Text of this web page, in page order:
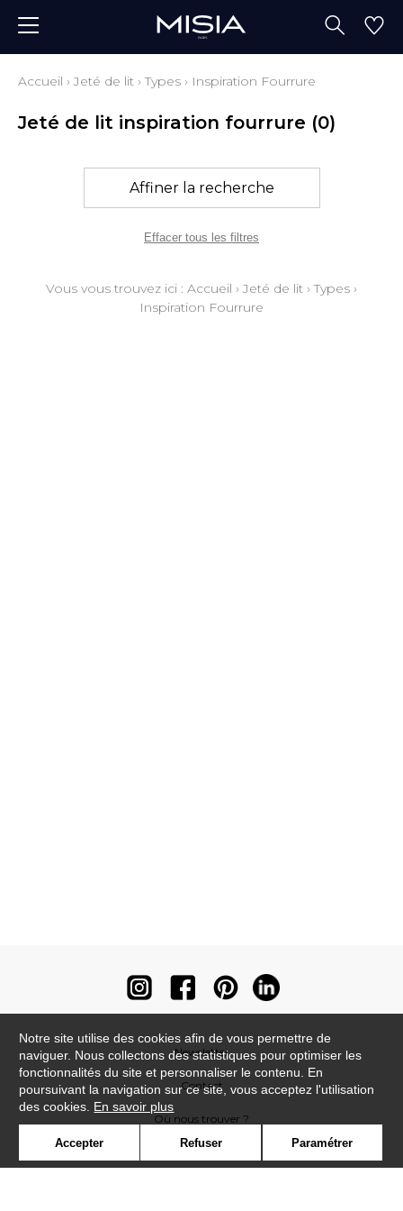
Accueil › Jeté de lit ›Types › Inspiration Fourrure
Jeté de lit inspiration fourrure (0)
Affiner la recherche
Effacer tous les filtres
Vous vous trouvez ici : Accueil › Jeté de lit ›Types ›
Inspiration Fourrure
Newsletter
Contact
Où nous trouver ?
Notre site utilise des cookies afin de vous permettre de
naviguer. Nous collectons des statistiques pour optimiser les
fonctionnalités du site et personnaliser le contenu. En
poursuivant la navigation sur ce site, vous acceptez l'utilisation
des cookies. En savoir plus
Accepter Refuser Paramétrer